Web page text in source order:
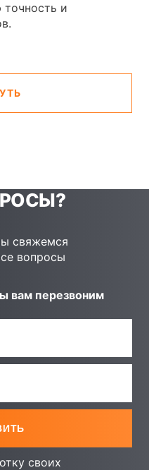
и
свяжемся
вопросы
вам перезвоним
своих